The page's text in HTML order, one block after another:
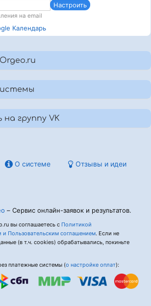
Настроить
на email
Календарь
группу VK
О системе Отзывы и идеи
– Сервис онлайн-заявок и результатов.
вы соглашаетесь с Политикой
и Пользовательским соглашением. Если не
(в т.ч. cookies) обрабатывались, покиньте
платежные системы (о настройке оплат):